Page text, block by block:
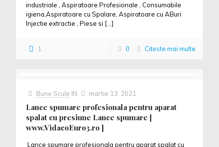
industriale , Aspiratoare Profesionale , Consumabile
igiena,Aspiratoare cu Spalare, Aspiratoare cu ABuri
Injectie extractie , Piese si […]
1 0 Citeste mai multe
Bune Scule IN martie 13, 2021
Lance spumare profesionala pentru aparat
spalat cu presiune Lance spumare [
www.VidacoEuro3.ro ]
Lance spumare profesionala pentru aparat spalat cu